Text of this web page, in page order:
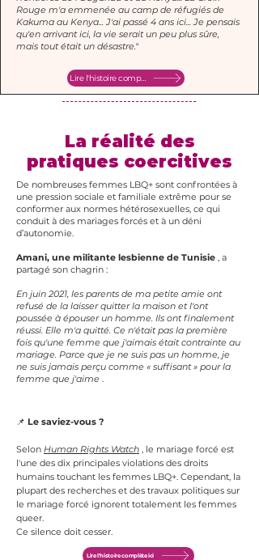
Rouge m'a emmenée au camp de réfugiés de
Kakuma au Kenya... J'ai passé 4 ans ici... Je pensais
qu'en arrivant ici, la vie serait un peu plus sûre,
mais tout était un désastre."
Lire l'histoire complète ici
La réalité des
pratiques coercitives
De nombreuses femmes LBQ+ sont confrontées à
une pression sociale et familiale extrême pour se
conformer aux normes hétérosexuelles, ce qui
conduit à des mariages forcés et à un déni
d’autonomie.
Amani, une militante lesbienne de Tunisie , a
partagé son chagrin :
En juin 2021, les parents de ma petite amie ont
refusé de la laisser quitter la maison et l'ont
poussée à épouser un homme. Ils ont finalement
réussi. Elle m'a quitté. Ce n'était pas la première
fois qu'une femme que j'aimais était contrainte au
mariage. Parce que je ne suis pas un homme, je
ne suis jamais perçu comme « suffisant » pour la
femme que j'aime .
📌 Le saviez-vous ?
Selon Human Rights Watch , le mariage forcé est
l'une des dix principales violations des droits
humains touchant les femmes LBQ+. Cependant, la
plupart des recherches et des travaux politiques sur
le mariage forcé ignorent totalement les femmes
queer.
Ce silence doit cesser.
Lire l'histoire complète ici